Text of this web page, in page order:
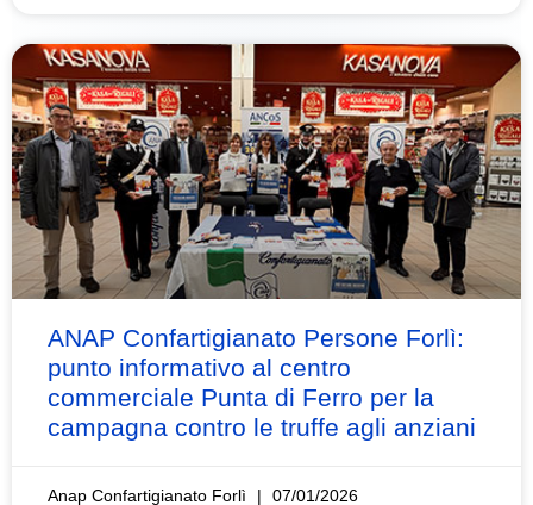
ANAP Confartigianato Persone Forlì:
punto informativo al centro
commerciale Punta di Ferro per la
campagna contro le truffe agli anziani
Anap Confartigianato Forlì 07/01/2026